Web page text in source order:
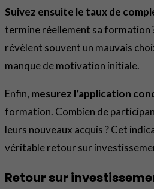
Suivez ensuite le taux de
termine réellement sa formation
révèlent souvent un mauvais
manque de motivation initiale.
Enfin, mesurez l’application
formation. Combien de
leurs nouveaux acquis ? Cet
véritable retour sur
Retour sur